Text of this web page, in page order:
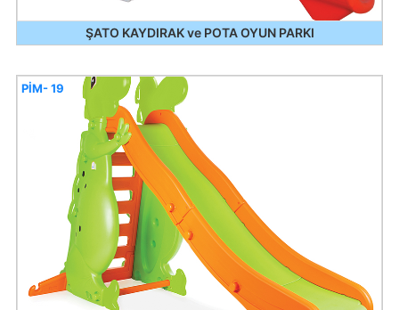
ŞATO KAYDIRAK ve POTA OYUN PARKI
PİM- 19